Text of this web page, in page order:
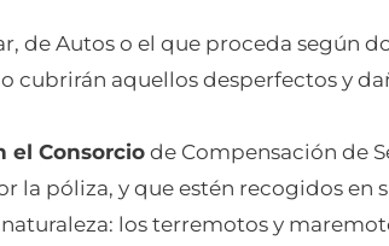
de Autos o el que proceda según
cubrirán aquellos desperfectos y
el Consorcio de Compensación de
la póliza, y que estén recogidos
los terremotos y